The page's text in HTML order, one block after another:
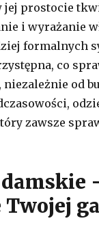
jej prostocie
i wyrażanie
formalnych
co
od
zawsze
Twojej